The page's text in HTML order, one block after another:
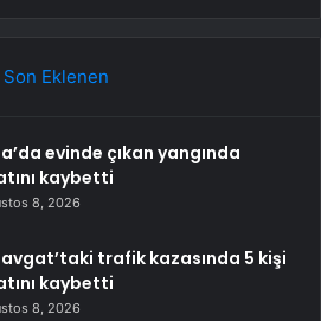
Son Eklenen
evinde çıkan yangında
kaybetti
8, 2026
trafik kazasında 5 kişi
kaybetti
8, 2026